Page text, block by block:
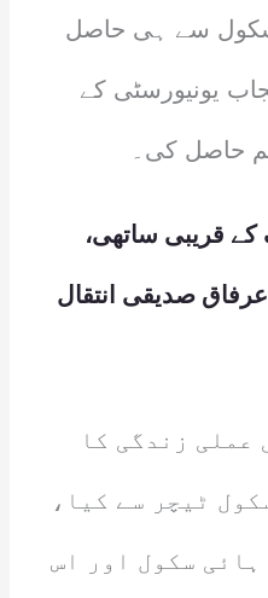
اسکول سے ہی حاصل
یونیورسٹی کے
حاصل کی۔
قریبی ساتھی،
عرفاق صدیقی انتقال
عملی زندگی کا
ٹیچر سے کیا،
سکول اور اس